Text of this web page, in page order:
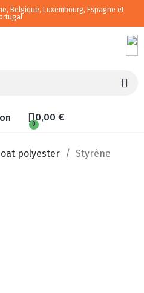
Belgique, Luxembourg, Espagne et
0,00 €
polyester
Styrène